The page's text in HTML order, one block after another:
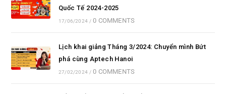
Quốc Tế 2024-2025
17/06/2024 / 0 COMMENTS
Lịch khai giảng Tháng 3/2024: Chuyển mình Bứt
phá cùng Aptech Hanoi
27/02/2024 / 0 COMMENTS